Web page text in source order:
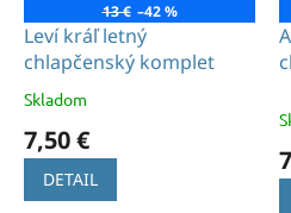
13 € –42 %
Leví kráľ letný
chlapčenský komplet
Priemerné
produktu
5,0
Skladom
7,50 €
DETAIL